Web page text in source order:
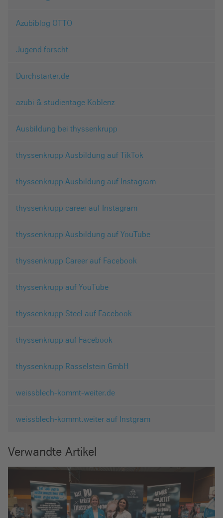
Azubiblog OTTO
Jugend forscht
Durchstarter.de
azubi & studientage Koblenz
Ausbildung bei thyssenkrupp
thyssenkrupp Ausbildung auf TikTok
thyssenkrupp Ausbildung auf Instagram
thyssenkrupp career auf Instagram
thyssenkrupp Ausbildung auf YouTube
thyssenkrupp Career auf Facebook
thyssenkrupp auf YouTube
thyssenkrupp Steel auf Facebook
thyssenkrupp auf Facebook
thyssenkrupp Rasselstein GmbH
weissblech-kommt-weiter.de
weissblech-kommt.weiter auf Instgram
Verwandte Artikel